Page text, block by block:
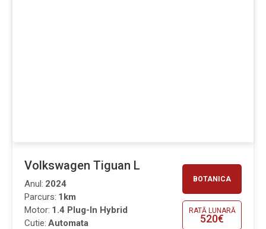
BOTANICA
RATĂ LUNARĂ
520€
Volkswagen Tiguan L
Parcurs: 1km
Anul: 2024
Motor: 1.4 Plug-In Hybrid
Cutie: Automata